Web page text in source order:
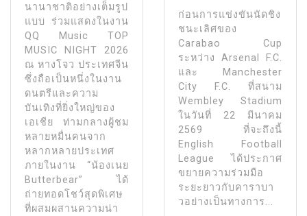
นานาชาติอย่างเต็มรูป
แบบ ร่วมแสดงในงาน
QQ Music TOP
MUSIC NIGHT 2026
ณ หางโจว ประเทศจีน
ซึ่งถือเป็นหนึ่งในงาน
ดนตรีและความ
บันเทิงที่ยิ่งใหญ่ของ
เอเชีย ท่ามกลางผู้ชม
หลายหมื่นคนจาก
หลากหลายประเทศ
ภายในงาน “น้องเนย
Butterbear” ได้
ถ่ายทอดโชว์สุดพิเศษ
ที่ผสมผสานความน่า
ก่อนการแข่งขันนัดชิง
ชนะเลิศของ
Carabao Cup
ระหว่าง Arsenal F.C.
และ Manchester
City F.C. ที่สนาม
Wembley Stadium
ในวันที่ 22 มีนาคม
2569 ที่จะถึงนี้
English Football
League ได้ประกาศ
ขยายความร่วมมือ
ระยะยาวกับคาราบา
วอย่างเป็นทางการ...